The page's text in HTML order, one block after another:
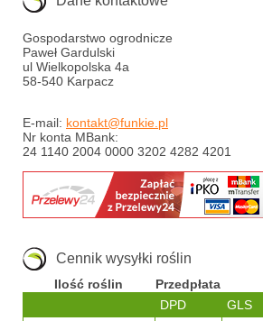
Gospodarstwo ogrodnicze
Paweł Gardulski
ul Wielkopolska 4a
58-540 Karpacz
E-mail: kontakt@funkie.pl
Nr konta MBank:
24 1140 2004 0000 3202 4282 4201
Cennik wysyłki roślin
Ilość roślin Przedpłata
DPD
GLS